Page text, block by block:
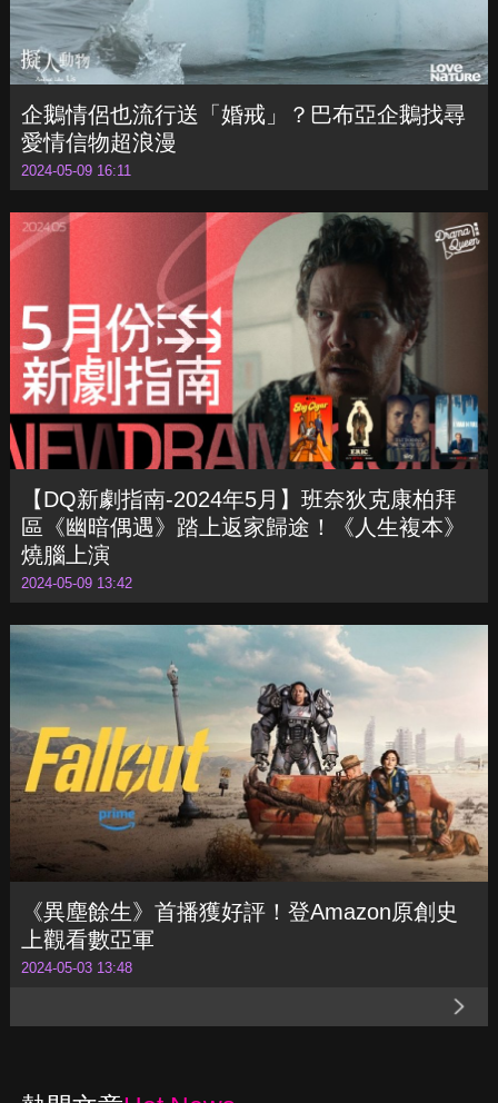
企鵝情侶也流行送「婚戒」？巴布亞企鵝找尋
愛情信物超浪漫
2024-05-09 16:11
【DQ新劇指南-2024年5月】班奈狄克康柏拜
區《幽暗偶遇》踏上返家歸途！《人生複本》
燒腦上演
2024-05-09 13:42